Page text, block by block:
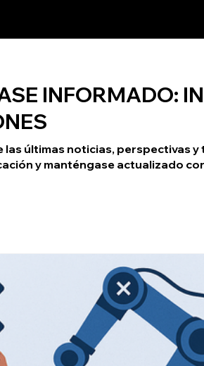
INFORMADO:
últimas noticias, perspectivas
y manténgase actualizado